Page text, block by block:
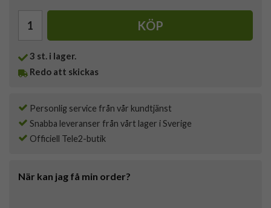
KÖP
3 st. i lager.
Redo att skickas
Personlig service från vår kundtjänst
Snabba leveranser från vårt lager i Sverige
Officiell Tele2-butik
När kan jag få min order?